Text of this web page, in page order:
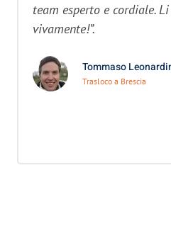
team esperto e cordiale.
vivamente!”.
Tommaso
Trasloco a Brescia